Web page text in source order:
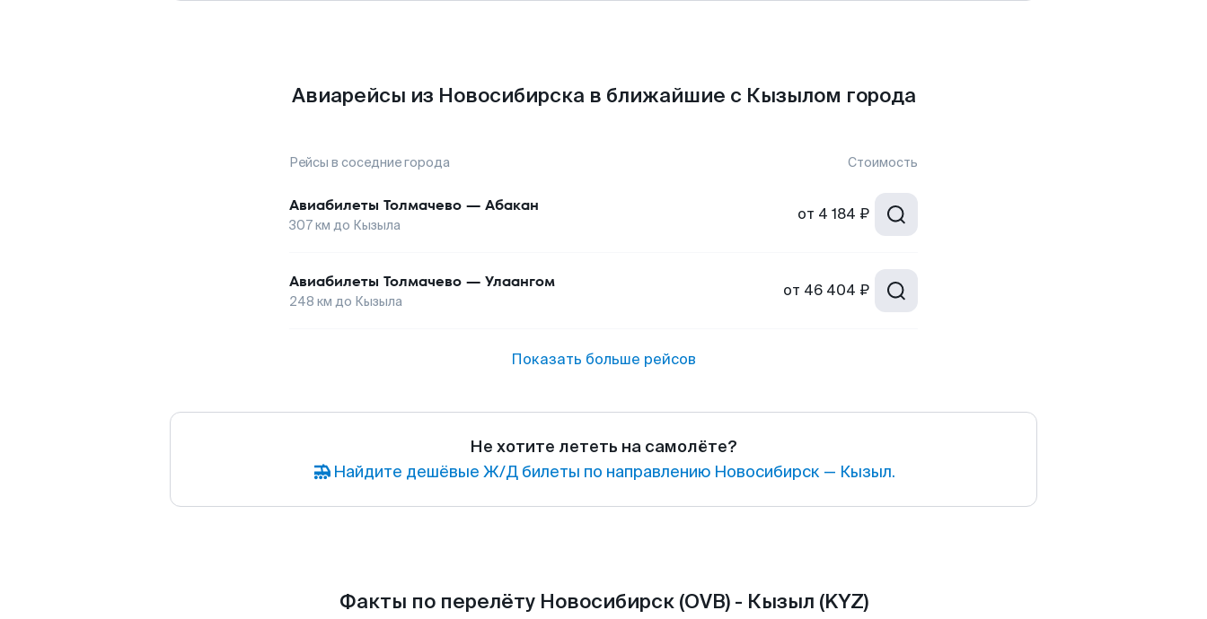
Авиарейсы из Новосибирска в ближайшие с Кызылом города
Рейсы в соседние города Стоимость
Авиабилеты Толмачево — Абакан
307км до Кызыла
от 4 184 ₽
Авиабилеты Толмачево — Улаангом
248 км до Кызыла
от 46 404 ₽
Показать больше рейсов
Не хотите лететь на самолёте?
Найдите дешёвые Ж/Д билеты по направлению Новосибирск — Кызыл.
Факты по перелёту Новосибирск (OVB) - Кызыл (KYZ)